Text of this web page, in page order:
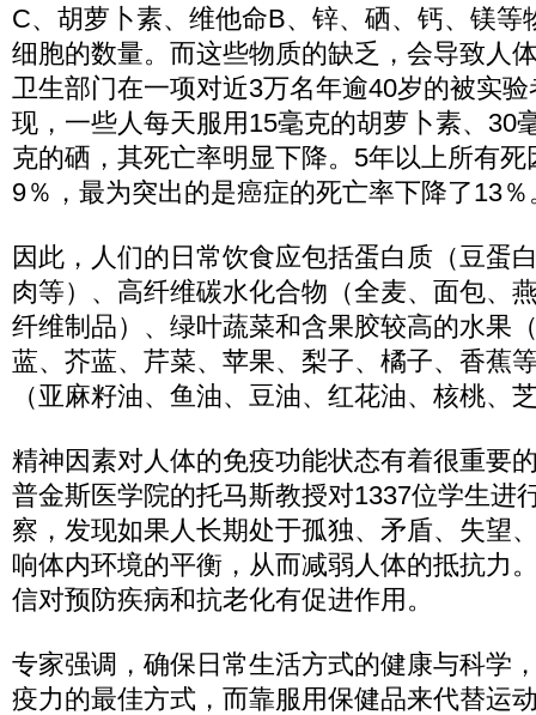
C、胡萝卜素、维他命B、锌、硒、钙、镁等
细胞的数量。而这些物质的缺乏，会导致人
卫生部门在一项对近3万名年逾40岁的被实
现，一些人每天服用15毫克的胡萝卜素、30
克的硒，其死亡率明显下降。5年以上所有
9％，最为突出的是癌症的死亡率下降了13％
因此，人们的日常饮食应包括蛋白质（豆蛋
肉等）、高纤维碳水化合物（全麦、面包、
纤维制品）、绿叶蔬菜和含果胶较高的水果
蓝、芥蓝、芹菜、苹果、梨子、橘子、香蕉
（亚麻籽油、鱼油、豆油、红花油、核桃、
精神因素对人体的免疫功能状态有着很重要
普金斯医学院的托马斯教授对1337位学生进
察，发现如果人长期处于孤独、矛盾、失望
响体内环境的平衡，从而减弱人体的抵抗力
信对预防疾病和抗老化有促进作用。
专家强调，确保日常生活方式的健康与科学
疫力的最佳方式，而靠服用保健品来代替运